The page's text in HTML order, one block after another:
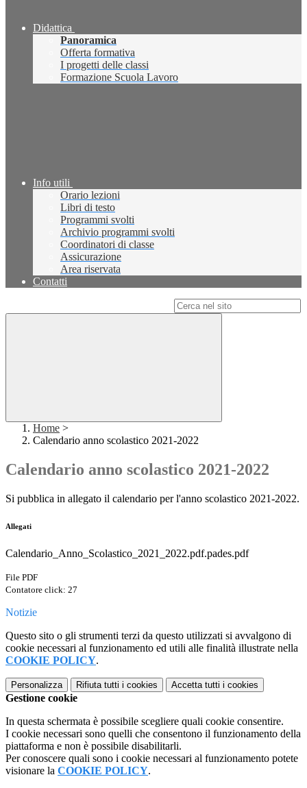
Didattica
Panoramica
Offerta formativa
I progetti delle classi
Formazione Scuola Lavoro
Info utili
Orario lezioni
Libri di testo
Programmi svolti
Archivio programmi svolti
Coordinatori di classe
Assicurazione
Area riservata
Contatti
Home >
Calendario anno scolastico 2021-2022
Calendario anno scolastico 2021-2022
Si pubblica in allegato il calendario per l'anno scolastico 2021-2022.
Allegati
Calendario_Anno_Scolastico_2021_2022.pdf.pades.pdf
File PDF
Contatore click: 27
Notizie
Questo sito o gli strumenti terzi da questo utilizzati si avvalgono di
cookie necessari al funzionamento ed utili alle finalità illustrate nella
COOKIE POLICY.
Personalizza Rifiuta tutti i cookies Accetta tutti i cookies
Gestione cookie
In questa schermata è possibile scegliere quali cookie consentire.
I cookie necessari sono quelli che consentono il funzionamento della
piattaforma e non è possibile disabilitarli.
Per conoscere quali sono i cookie necessari al funzionamento potete
visionare la COOKIE POLICY.